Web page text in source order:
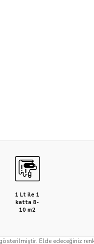
1 Lt ile 1
katta 8-
10 m2
Elde edeceğiniz